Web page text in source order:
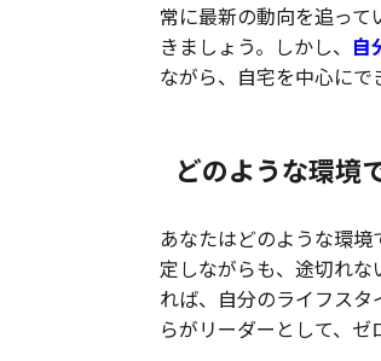
常に最新の動向を追っ
きましょう。しかし、 自
ながら、自宅を中心にで
どのような環境
あなたはどのような環
定しながらも、途切れ
れば、自分のライフス
らがリーダーとして、ゼ